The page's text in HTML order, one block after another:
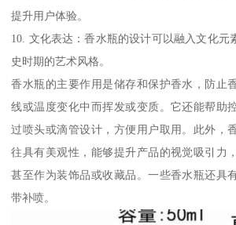
提升用户体验。
10. 文化表达：香水瓶的设计可以融入文化元
史时期的艺术风格。
香水瓶的主要作用是储存和保护香水，防止
线或温度变化中而挥发或变质。它还能帮助
过喷头或滴管设计，方便用户取用。此外，
往具有美观性，能够提升产品的视觉吸引力
甚至作为装饰品或收藏品。一些香水瓶还具
带补喷。